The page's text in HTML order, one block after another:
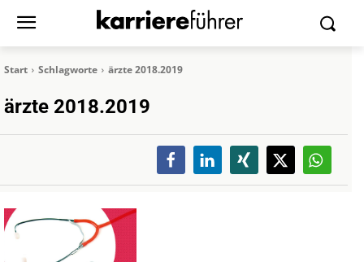
Start Schlagworte ärzte 2018.2019
ärzte 2018.2019